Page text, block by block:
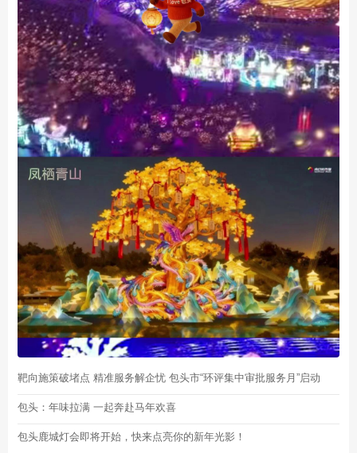
靶向施策破堵点 精准服务解企忧 包头市“环评集中审批服务月”启动
包头：年味拉满 一起奔赴马年欢喜
包头鹿城灯会即将开始，快来点亮你的新年光影！